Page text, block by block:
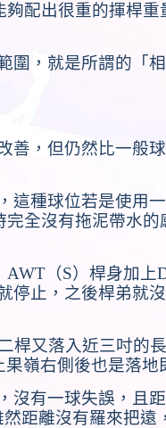
配出很重的揮桿重
圍，就是所謂的「
善，但仍然比一般
這種球位若是使用
完全沒有拖泥帶水的
AWT （S）桿身加上
停止，之後桿弟就
桿又落入近三吋的
嶺右側後也是落地
沒有一球失誤，且
距離沒有羅來把遠